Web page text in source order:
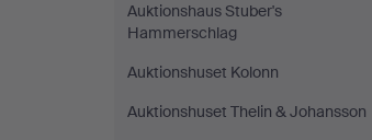
Auktionshaus Stuber's
Hammerschlag
Auktionshuset Kolonn
Auktionshuset Thelin & Johansson